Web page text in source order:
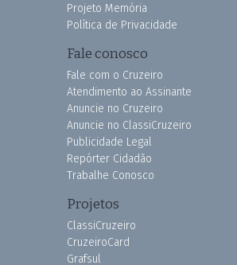
Projeto Memória
Política de Privacidade
Fale conosco
Fale com o Cruzeiro
Atendimento ao Assinante
Anuncie no Cruzeiro
Anuncie no ClassiCruzeiro
Publicidade Legal
Repórter Cidadão
Trabalhe Conosco
Projetos
ClassiCruzeiro
CruzeiroCard
Grafsul